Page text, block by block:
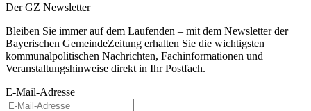
Der GZ Newsletter
Bleiben Sie immer auf dem Laufenden – mit dem Newsletter der
Bayerischen GemeindeZeitung erhalten Sie die wichtigsten
kommunalpolitischen Nachrichten, Fachinformationen und
Veranstaltungshinweise direkt in Ihr Postfach.
E-Mail-Adresse